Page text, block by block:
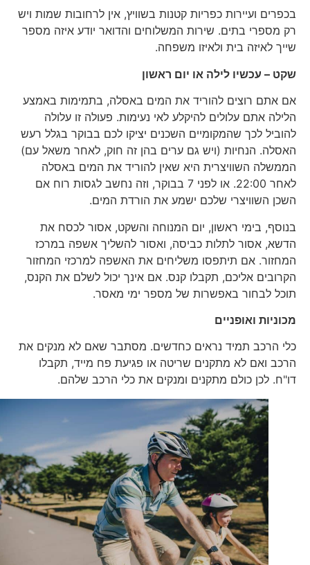
בכפרים ועיירות כפריות קטנות בשוויץ, אין לרחובות שמות ויש
רק מספרי בתים. שירות המשלוחים והדואר יודע איזה מספר
שייך לאיזה בית ולאיזו משפחה.
שקט – עכשיו לילה או יום ראשון
אם אתם רוצים להוריד את המים באסלה, בתמימות באמצע
הלילה אתם עלולים להיקלע לאי נעימות. פעולה זו עלולה
להוביל לכך שהמקומיים השכנים יציקו לכם בבוקר בגלל רעש
האסלה. הנחיות (ויש גם ערים בהן זה חוק, לאחר משאל עם)
הממשלה השוויצרית היא שאין להוריד את המים באסלה
לאחר 22:00. או לפני 7 בבוקר, וזה נחשב לגסות רוח אם
השכן השוויצרי שלכם ישמע את הורדת המים.
בנוסף, בימי ראשון, יום המנוחה והשקט, אסור לכסח את
הדשא, אסור לתלות כביסה, ואסור להשליך אשפה במרכז
המחזור. אם תיתפסו משליחים את האשפה למרכזי המחזור
הקרובים אליכם, תקבלו קנס. אם אינך יכול לשלם את הקנס,
תוכל לבחור באפשרות של מספר ימי מאסר.
מכוניות ואופניים
כלי הרכב תמיד נראים כחדשים. מסתבר שאם לא מנקים את
הרכב ואם לא מתקנים שריטה או פגיעת פח מייד, תקבלו
דו"ח. לכן כולם מתקנים ומנקים את כלי הרכב שלהם.